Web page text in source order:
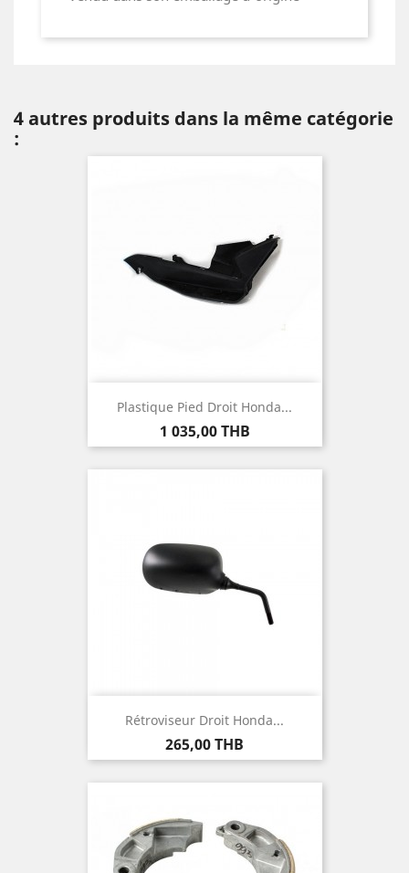
4 autres produits dans la même catégorie
:
Plastique Pied Droit Honda...
Prix
1 035,00 THB
Rétroviseur Droit Honda...
Prix
265,00 THB